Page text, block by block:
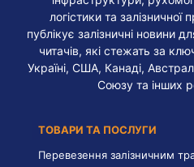
логістики та
публікує залізничні новини
читачів, які стежать за
Україні, США, Канаді,
Союзу та інших
ТОВАРИ ТА ПОСЛУГИ
Перевезення залізничним